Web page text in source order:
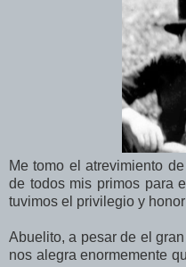
Me tomo el atrevimiento
de todos mis primos para
tuvimos el privilegio y
Abuelito, a pesar de el
nos alegra enormemente